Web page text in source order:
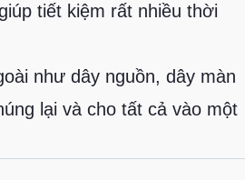
tiết kiệm rất nhiều thời
như dây nguồn, dây màn
lại và cho tất cả vào một